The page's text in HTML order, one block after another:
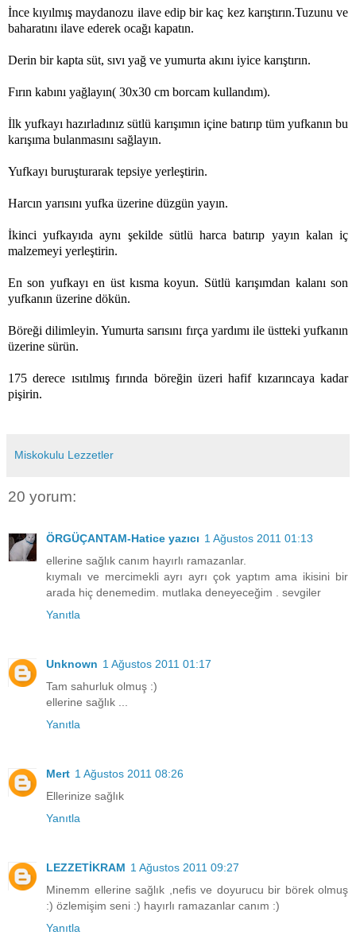
İnce kıyılmış maydanozu ilave edip bir kaç kez karıştırın.Tuzunu ve
baharatını ilave ederek ocağı kapatın.
Derin bir kapta süt, sıvı yağ ve yumurta akını iyice karıştırın.
Fırın kabını yağlayın( 30x30 cm borcam kullandım).
İlk yufkayı hazırladınız sütlü karışımın içine batırıp tüm yufkanın bu
karışıma bulanmasını sağlayın.
Yufkayı buruşturarak tepsiye yerleştirin.
Harcın yarısını yufka üzerine düzgün yayın.
İkinci yufkayıda aynı şekilde sütlü harca batırıp yayın kalan iç
malzemeyi yerleştirin.
En son yufkayı en üst kısma koyun. Sütlü karışımdan kalanı son
yufkanın üzerine dökün.
Böreği dilimleyin. Yumurta sarısını fırça yardımı ile üstteki yufkanın
üzerine sürün.
175 derece ısıtılmış fırında böreğin üzeri hafif kızarıncaya kadar
pişirin.
Miskokulu Lezzetler
20 yorum:
ÖRGÜÇANTAM-Hatice yazıcı 1 Ağustos 2011 01:13
ellerine sağlık canım hayırlı ramazanlar.
kıymalı ve mercimekli ayrı ayrı çok yaptım ama ikisini bir
arada hiç denemedim. mutlaka deneyeceğim . sevgiler
Yanıtla
Unknown 1 Ağustos 2011 01:17
Tam sahurluk olmuş :)
ellerine sağlık ...
Yanıtla
Mert 1 Ağustos 2011 08:26
Ellerinize sağlık
Yanıtla
LEZZETİKRAM 1 Ağustos 2011 09:27
Minemm ellerine sağlık ,nefis ve doyurucu bir börek olmuş
:) özlemişim seni :) hayırlı ramazanlar canım :)
Yanıtla